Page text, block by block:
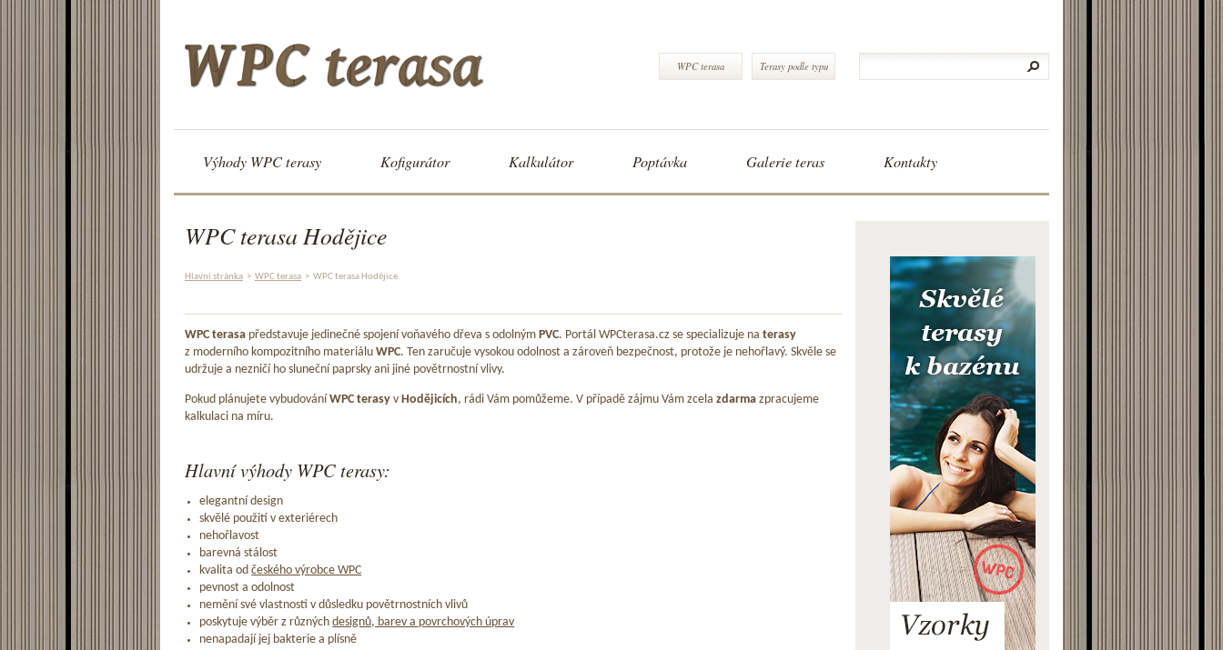
WPC terasa Terasy podle typu
Výhody WPC terasy Kofigurátor Kalkulátor Poptávka Galerie teras Kontakty
WPC terasa Hodějice
Hlavní stránka > WPC terasa > WPC terasa Hodějice
WPC terasa představuje jedinečné spojení voňavého dřeva s odolným PVC. Portál WPCterasa.cz se specializuje na terasy
z moderního kompozitního materiálu WPC. Ten zaručuje vysokou odolnost a zároveň bezpečnost, protože je nehořlavý. Skvěle se
udržuje a nezničí ho sluneční paprsky ani jiné povětrnostní vlivy.
Pokud plánujete vybudování WPC terasy v Hodějicích, rádi Vám pomůžeme. V případě zájmu Vám zcela zdarma zpracujeme
kalkulaci na míru.
Hlavní výhody WPC terasy:
elegantní design
skvělé použití v exteriérech
nehořlavost
barevná stálost
kvalita odčeského výrobce WPC
pevnost a odolnost
nemění své vlastnosti v důsledku povětrnostních vlivů
poskytuje výběr z různýchdesignů, barev a povrchových úprav
nenapadají jej bakterie a plísně